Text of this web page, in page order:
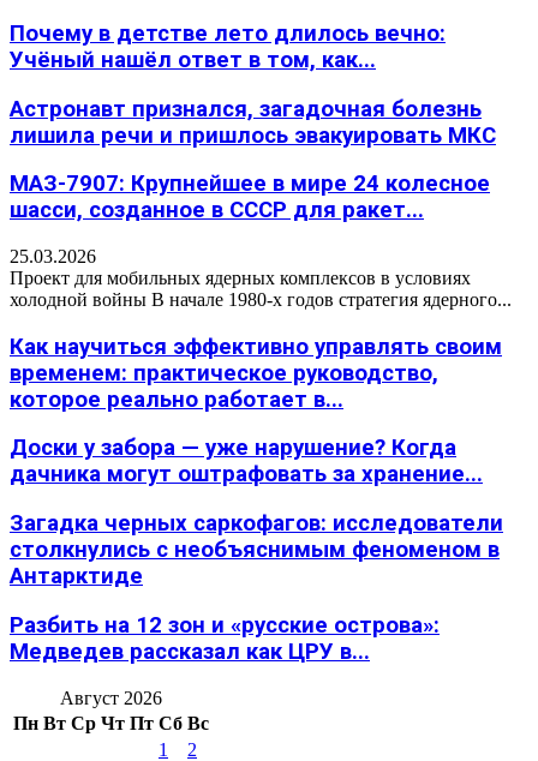
Почему в детстве лето длилось вечно:
Учёный нашёл ответ в том, как...
Астронавт признался, загадочная болезнь
лишила речи и пришлось эвакуировать МКС
МАЗ-7907: Крупнейшее в мире 24 колесное
шасси, созданное в СССР для ракет...
25.03.2026
Проект для мобильных ядерных комплексов в условиях
холодной войны В начале 1980-х годов стратегия ядерного...
Как научиться эффективно управлять своим
временем: практическое руководство,
которое реально работает в...
Доски у забора — уже нарушение? Когда
дачника могут оштрафовать за хранение...
Загадка черных саркофагов: исследователи
столкнулись с необъяснимым феноменом в
Антарктиде
Разбить на 12 зон и «русские острова»:
Медведев рассказал как ЦРУ в...
Август 2026
Пн Вт Ср Чт Пт Сб Вс
1
2